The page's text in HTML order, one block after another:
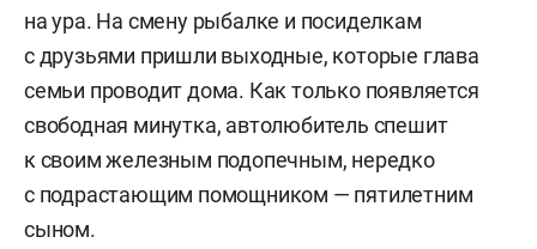
на ура. На смену рыбалке и посиделкам
с друзьями пришли выходные, которые глава
семьи проводит дома. Как только появляется
свободная минутка, автолюбитель спешит
к своим железным подопечным, нередко
с подрастающим помощником — пятилетним
сыном.